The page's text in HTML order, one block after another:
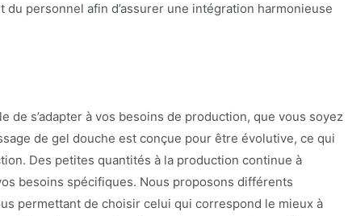
personnel afin d’assurer une intégration harmonieuse
de s’adapter à vos besoins de production, que vous soyez
de gel douche est conçue pour être évolutive, ce qui
Des petites quantités à la production continue à
besoins spécifiques. Nous proposons différents
permettant de choisir celui qui correspond le mieux à